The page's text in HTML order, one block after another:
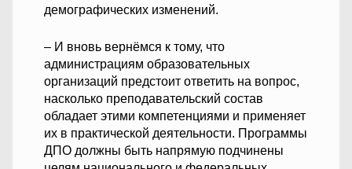
демографических изменений.
– И вновь вернёмся к тому, что
администрациям образовательных
организаций предстоит ответить на вопрос,
насколько преподавательский состав
обладает этими компетенциями и применяет
их в практической деятельности. Программы
ДПО должны быть напрямую подчинены